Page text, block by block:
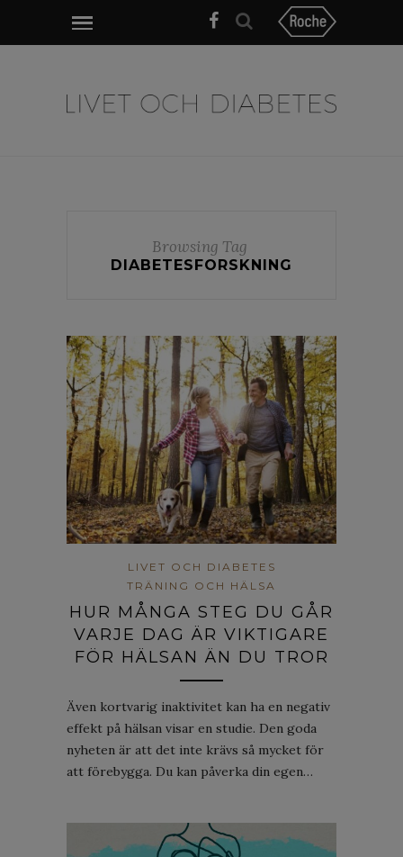
Browsing Tag
DIABETESFORSKNING
LIVET OCH DIABETES
TRÄNING OCH HÄLSA
HUR MÅNGA STEG DU GÅR
VARJE DAG ÄR VIKTIGARE
FÖR HÄLSAN ÄN DU TROR
Även kortvarig inaktivitet kan ha en negativ
effekt på hälsan visar en studie. Den goda
nyheten är att det inte krävs så mycket för
att förebygga. Du kan påverka din egen…